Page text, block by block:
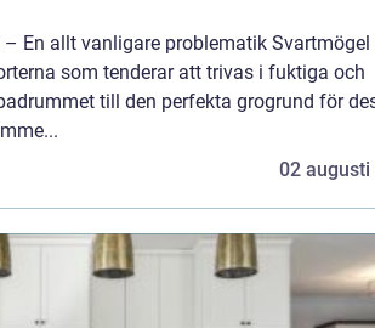
En allt vanligare problematik Svartmögel
som tenderar att trivas i fuktiga och
till den perfekta grogrund för
02 augusti